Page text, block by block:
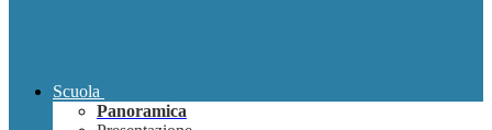
Scuola
Panoramica